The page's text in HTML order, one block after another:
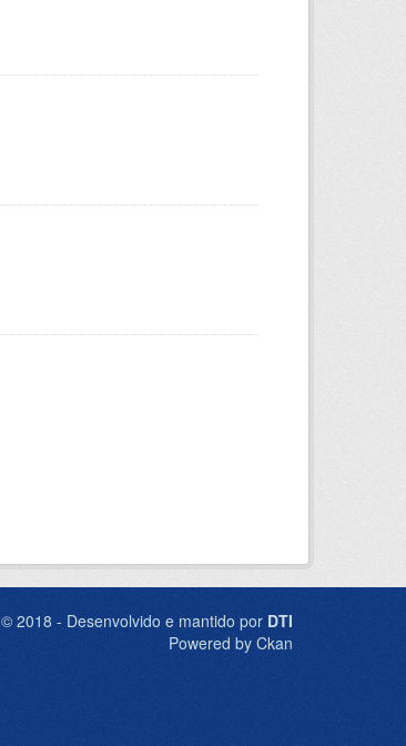
© 2018 - Desenvolvido e mantido por DTI
Powered by Ckan